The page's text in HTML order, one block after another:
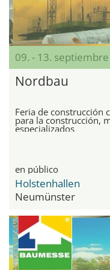
09. - 13.
Nordbau
Feria de construcción
para la construcción,
especializados
en público
Holstenhallen
Neumünster